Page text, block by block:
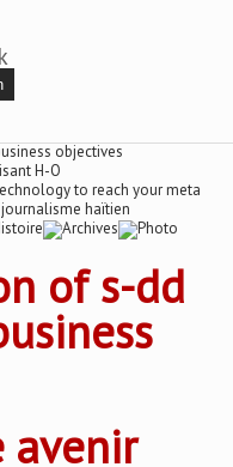
of s-dd
avenir